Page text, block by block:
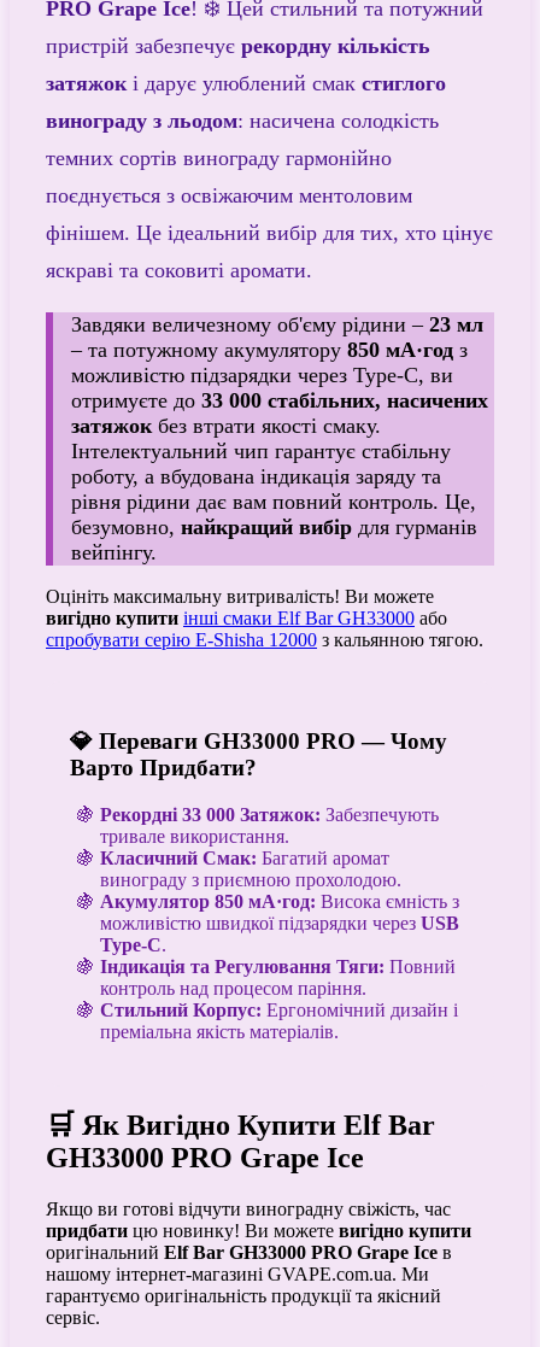
PRO Grape Ice! ❄️ Цей стильний та потужний
пристрій забезпечує рекордну кількість
затяжокі дарує улюблений смак стиглого
винограду з льодом: насичена солодкість
темних сортів винограду гармонійно
поєднується з освіжаючим ментоловим
фінішем. Це ідеальний вибір для тих, хто цінує
яскраві та соковиті аромати.
Завдяки величезному об'єму рідини – 23 мл
– та потужному акумулятору 850 мА·год з
можливістю підзарядки через Type-C, ви
отримуєте до 33 000 стабільних, насичених
затяжок без втрати якості смаку.
Інтелектуальний чип гарантує стабільну
роботу, а вбудована індикація заряду та
рівня рідини дає вам повний контроль. Це,
безумовно, найкращий вибір для гурманів
вейпінгу.
Оцініть максимальну витривалість! Ви можете
вигідно купити інші смаки Elf Bar GH33000 або
спробувати серію E-Shisha 12000 з кальянною тягою.
💎 Переваги GH33000 PRO — Чому
Варто Придбати?
Рекордні 33 000 Затяжок: Забезпечують
тривале використання.
Класичний Смак: Багатий аромат
винограду з приємною прохолодою.
Акумулятор 850 мА·год: Висока ємність з
можливістю швидкої підзарядки через USB
Type-C.
Індикація та Регулювання Тяги: Повний
контроль над процесом паріння.
Стильний Корпус: Ергономічний дизайн і
преміальна якість матеріалів.
🛒 Як Вигідно Купити Elf Bar
GH33000 PRO Grape Ice
Якщо ви готові відчути виноградну свіжість, час
придбати цю новинку! Ви можете вигідно купити
оригінальний Elf Bar GH33000 PRO Grape Ice в
нашому інтернет-магазині GVAPE.com.ua. Ми
гарантуємо оригінальність продукції та якісний
сервіс.